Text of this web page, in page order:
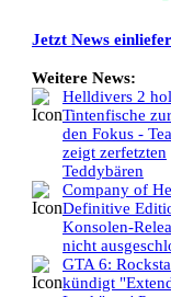
Jetzt News
Weitere News:
Helldivers 2
Tintenfische
den Fokus -
zeigt zerfetzten
Teddybären
Company of
Definitive
Konsolen-
nicht
GTA 6:
kündigt